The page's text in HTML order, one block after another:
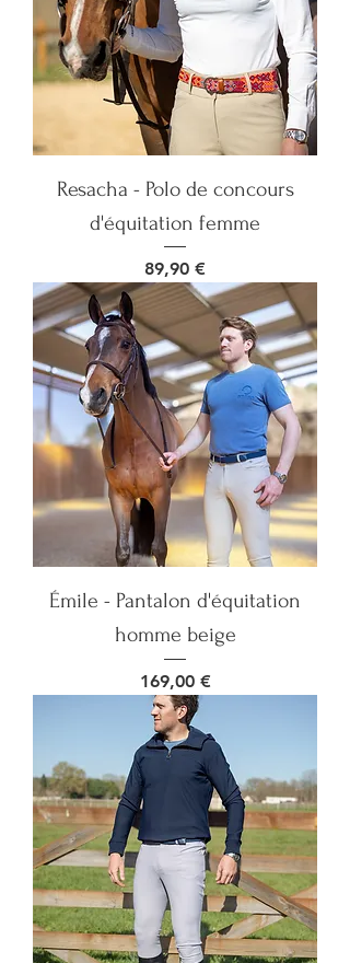
Resacha - Polo de concours
d'équitation femme
Prix
89,90 €
Émile - Pantalon d'équitation
homme beige
Prix
169,00 €